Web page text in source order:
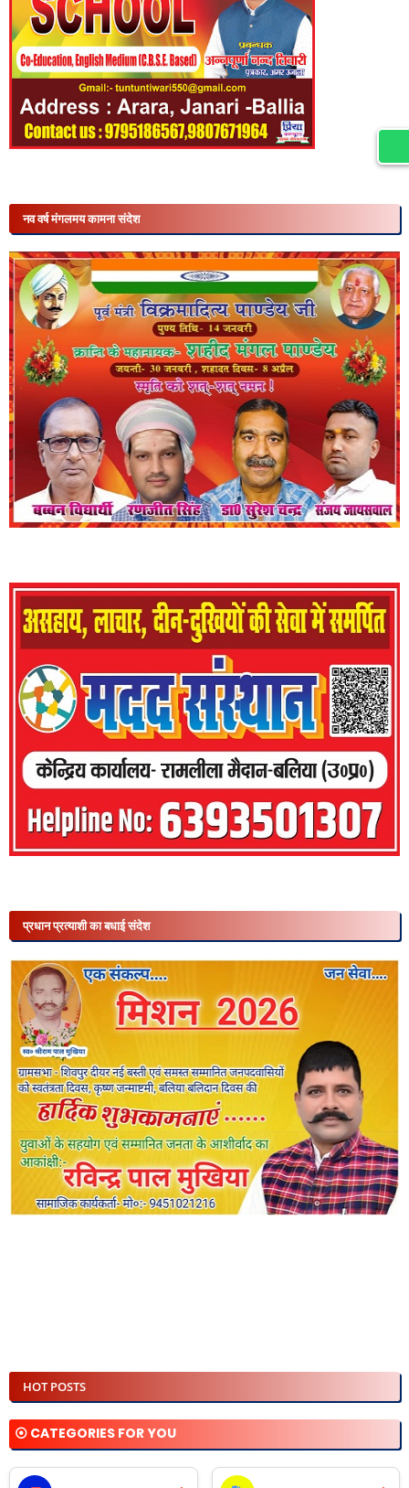
नव वर्ष मंगलमय कामना संदेश
प्रधान प्रत्याशी का बधाई संदेश
HOT POSTS
⦿ CATEGORIES FOR YOU